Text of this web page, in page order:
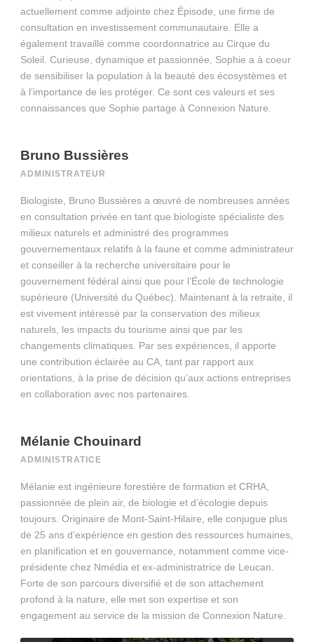
actuellement comme adjointe chez Épisode, une firme de
consultation en investissement communautaire. Elle a
également travaillé comme coordonnatrice au Cirque du
Soleil. Curieuse, dynamique et passionnée, Sophie a à coeur
de sensibiliser la population à la beauté des écosystèmes et
à l’importance de les protéger. Ce sont ces valeurs et ses
connaissances que Sophie partage à Connexion Nature.
Bruno Bussières
ADMINISTRATEUR
Biologiste, Bruno Bussières a œuvré de nombreuses années
en consultation privée en tant que biologiste spécialiste des
milieux naturels et administré des programmes
gouvernementaux relatifs à la faune et comme administrateur
et conseiller à la recherche universitaire pour le
gouvernement fédéral ainsi que pour l’École de technologie
supérieure (Université du Québec). Maintenant à la retraite, il
est vivement intéressé par la conservation des milieux
naturels, les impacts du tourisme ainsi que par les
changements climatiques. Par ses expériences, il apporte
une contribution éclairée au CA, tant par rapport aux
orientations, à la prise de décision qu’aux actions entreprises
en collaboration avec nos partenaires.
Mélanie Chouinard
ADMINISTRATICE
Mélanie est ingénieure forestière de formation et CRHA,
passionnée de plein air, de biologie et d’écologie depuis
toujours. Originaire de Mont-Saint-Hilaire, elle conjugue plus
de 25 ans d’expérience en gestion des ressources humaines,
en planification et en gouvernance, notamment comme vice-
présidente chez Nmédia et ex-administratrice de Leucan.
Forte de son parcours diversifié et de son attachement
profond à la nature, elle met son expertise et son
engagement au service de la mission de Connexion Nature.